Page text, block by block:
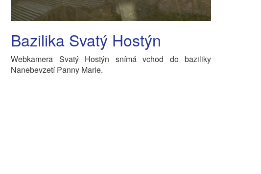
Bazilika Svatý Hostýn
Webkamera Svatý Hostýn snímá vchod do baziliky
Nanebevzetí Panny Marie.